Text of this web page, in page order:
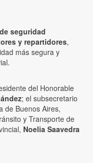
seguridad
y repartidores,
más segura y
del Honorable
; el subsecretario
de Buenos Aires,
y Transporte de
Noelia Saavedra